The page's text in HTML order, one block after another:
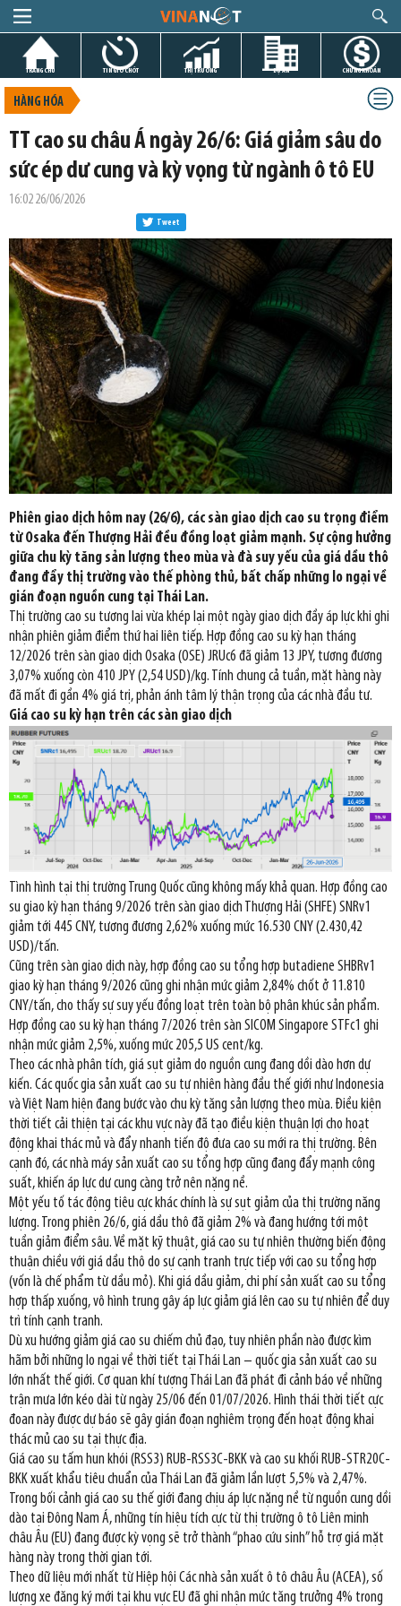
TRANG CHỦ TIN GIỜ CHÓT THỊ TRƯỜNG DỰ ÁN CHỨNG KHOÁN
HÀNG HÓA
TT cao su châu Á ngày 26/6: Giá giảm sâu do
sức ép dư cung và kỳ vọng từ ngành ô tô EU
16:02 26/06/2026
Tweet
Phiên giao dịch hôm nay (26/6), các sàn giao dịch cao su trọng điểm
từ Osaka đến Thượng Hải đều đồng loạt giảm mạnh. Sự cộng hưởng
giữa chu kỳ tăng sản lượng theo mùa và đà suy yếu của giá dầu thô
đang đẩy thị trường vào thế phòng thủ, bất chấp những lo ngại về
gián đoạn nguồn cung tại Thái Lan.
Thị trường cao su tương lai vừa khép lại một ngày giao dịch đầy áp lực khi ghi
nhận phiên giảm điểm thứ hai liên tiếp. Hợp đồng cao su kỳ hạn tháng
12/2026 trên sàn giao dịch Osaka (OSE) JRUc6 đã giảm 13 JPY, tương đương
3,07% xuống còn 410 JPY (2,54 USD)/kg. Tính chung cả tuần, mặt hàng này
đã mất đi gần 4% giá trị, phản ánh tâm lý thận trọng của các nhà đầu tư.
Giá cao su kỳ hạn trên các sàn giao dịch
Tình hình tại thị trường Trung Quốc cũng không mấy khả quan. Hợp đồng cao
su giao kỳ hạn tháng 9/2026 trên sàn giao dịch Thượng Hải (SHFE) SNRv1
giảm tới 445 CNY, tương đương 2,62% xuống mức 16.530 CNY (2.430,42
USD)/tấn.
Cũng trên sàn giao dịch này, hợp đồng cao su tổng hợp butadiene SHBRv1
giao kỳ hạn tháng 9/2026 cũng ghi nhận mức giảm 2,84% chốt ở 11.810
CNY/tấn, cho thấy sự suy yếu đồng loạt trên toàn bộ phân khúc sản phẩm.
Hợp đồng cao su kỳ hạn tháng 7/2026 trên sàn SICOM Singapore STFc1 ghi
nhận mức giảm 2,5%, xuống mức 205,5 US cent/kg.
Theo các nhà phân tích, giá sụt giảm do nguồn cung đang dồi dào hơn dự
kiến. Các quốc gia sản xuất cao su tự nhiên hàng đầu thế giới như Indonesia
và Việt Nam hiện đang bước vào chu kỳ tăng sản lượng theo mùa. Điều kiện
thời tiết cải thiện tại các khu vực này đã tạo điều kiện thuận lợi cho hoạt
động khai thác mủ và đẩy nhanh tiến độ đưa cao su mới ra thị trường. Bên
cạnh đó, các nhà máy sản xuất cao su tổng hợp cũng đang đẩy mạnh công
suất, khiến áp lực dư cung càng trở nên nặng nề.
Một yếu tố tác động tiêu cực khác chính là sự sụt giảm của thị trường năng
lượng. Trong phiên 26/6, giá dầu thô đã giảm 2% và đang hướng tới một
tuần giảm điểm sâu. Về mặt kỹ thuật, giá cao su tự nhiên thường biến động
thuận chiều với giá dầu thô do sự cạnh tranh trực tiếp với cao su tổng hợp
(vốn là chế phẩm từ dầu mỏ). Khi giá dầu giảm, chi phí sản xuất cao su tổng
hợp thấp xuống, vô hình trung gây áp lực giảm giá lên cao su tự nhiên để duy
trì tính cạnh tranh.
Dù xu hướng giảm giá cao su chiếm chủ đạo, tuy nhiên phần nào được kìm
hãm bởi những lo ngại về thời tiết tại Thái Lan – quốc gia sản xuất cao su
lớn nhất thế giới. Cơ quan khí tượng Thái Lan đã phát đi cảnh báo về những
trận mưa lớn kéo dài từ ngày 25/06 đến 01/07/2026. Hình thái thời tiết cực
đoan này được dự báo sẽ gây gián đoạn nghiêm trọng đến hoạt động khai
thác mủ cao su tại thực địa.
Giá cao su tấm hun khói (RSS3) RUB-RSS3C-BKK và cao su khối RUB-STR20C-
BKK xuất khẩu tiêu chuẩn của Thái Lan đã giảm lần lượt 5,5% và 2,47%.
Trong bối cảnh giá cao su thế giới đang chịu áp lực nặng nề từ nguồn cung dồi
dào tại Đông Nam Á, những tín hiệu tích cực từ thị trường ô tô Liên minh
châu Âu (EU) đang được kỳ vọng sẽ trở thành “phao cứu sinh” hỗ trợ giá mặt
hàng này trong thời gian tới.
Theo dữ liệu mới nhất từ Hiệp hội Các nhà sản xuất ô tô châu Âu (ACEA), số
lượng xe đăng ký mới tại khu vực EU đã ghi nhận mức tăng trưởng 4% trong